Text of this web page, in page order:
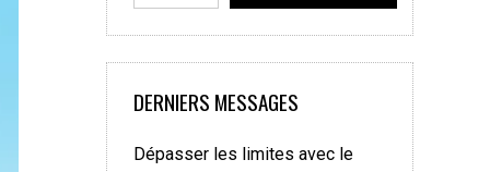
DERNIERS MESSAGES
Dépasser les limites avec le